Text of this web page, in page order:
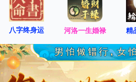
八字终身运 河洛一生婚禄 精